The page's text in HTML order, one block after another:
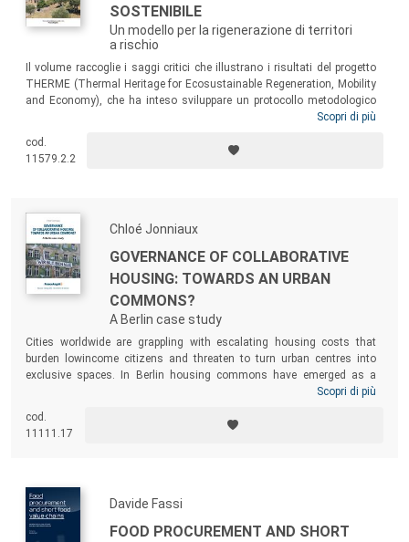
SOSTENIBILE
Un modello per la rigenerazione di territori
a rischio
Il volume raccoglie i saggi critici che illustrano i risultati del progetto
THERME (Thermal Heritage for Ecosustainable Regeneration, Mobility
and Economy), che ha inteso sviluppare un protocollo metodologico
per valorizzare territori a rischio, utilizzando risorse naturali e
sono stati identificati come hub per una rete integrata che promuove
rigenerazione territoriale e turismo sostenibile.
Scopri di più
cod.
11579.2.2
Chloé Jonniaux
GOVERNANCE OF COLLABORATIVE
HOUSING: TOWARDS AN URBAN
COMMONS?
A Berlin case study
Cities worldwide are grappling with escalating housing costs that
burden lowincome citizens and threaten to turn urban centres into
exclusive spaces. In Berlin housing commons have emerged as a
source of hope for urban citizens and activists concerned with
This study examines the impact of state governance on the
development of CH as a housing commons in Berlin, that is, as a
and city as a whole.
Scopri di più
cod.
11111.17
Davide Fassi
FOOD PROCUREMENT AND SHORT